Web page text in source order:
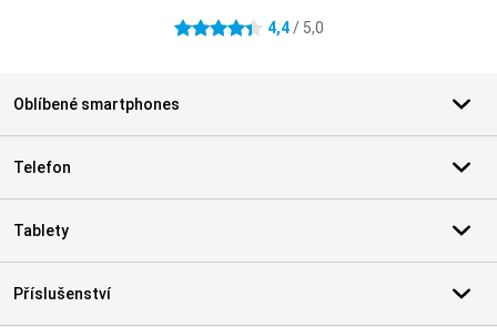
4.4 hvězdičky4,4/ 5,0
Oblíbené smartphones
Telefon
Tablety
Příslušenství